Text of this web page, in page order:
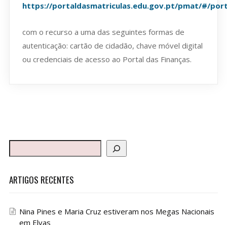
https://portaldasmatriculas.edu.gov.pt/pmat/#/
com o recurso a uma das seguintes formas de
autenticação: cartão de cidadão, chave móvel digital
ou credenciais de acesso ao Portal das Finanças.
ARTIGOS RECENTES
Nina Pines e Maria Cruz estiveram nos Megas Nacionais
em Elvas